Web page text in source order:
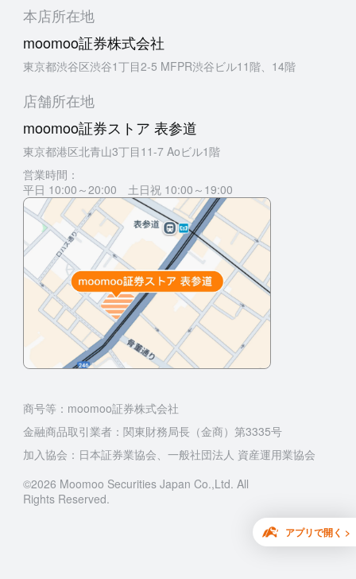
アプリで開く >
本店所在地
moomoo証券株式会社
東京都渋谷区渋谷1丁目2-5 MFPR渋谷ビル11階、14階
店舗所在地
moomoo証券ストア 表参道
東京都港区北青山3丁目11-7 Aoビル1階
営業時間：
平日 10:00～20:00 土日祝 10:00～19:00
商号等：moomoo証券株式会社
金融商品取引業者：関東財務局長（金商）第3335号
加入協会：日本証券業協会、一般社団法人 資産運用業協会
©2026 Moomoo Securities Japan Co.,Ltd. All
Rights Reserved.